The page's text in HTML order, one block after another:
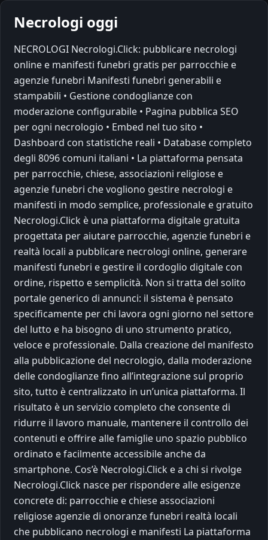
Necrologi oggi
NECROLOGI Necrologi.Click: pubblicare necrologi
online e manifesti funebri gratis per parrocchie e
agenzie funebri Manifesti funebri generabili e
stampabili • Gestione condoglianze con
moderazione configurabile • Pagina pubblica SEO
per ogni necrologio • Embed nel tuo sito •
Dashboard con statistiche reali • Database completo
degli 8096 comuni italiani • La piattaforma pensata
per parrocchie, chiese, associazioni religiose e
agenzie funebri che vogliono gestire necrologi e
manifesti in modo semplice, professionale e gratuito
Necrologi.Click è una piattaforma digitale gratuita
progettata per aiutare parrocchie, agenzie funebri e
realtà locali a pubblicare necrologi online, generare
manifesti funebri e gestire il cordoglio digitale con
ordine, rispetto e semplicità. Non si tratta del solito
portale generico di annunci: il sistema è pensato
specificamente per chi lavora ogni giorno nel settore
del lutto e ha bisogno di uno strumento pratico,
veloce e professionale. Dalla creazione del manifesto
alla pubblicazione del necrologio, dalla moderazione
delle condoglianze fino all’integrazione sul proprio
sito, tutto è centralizzato in un’unica piattaforma. Il
risultato è un servizio completo che consente di
ridurre il lavoro manuale, mantenere il controllo dei
contenuti e offrire alle famiglie uno spazio pubblico
ordinato e facilmente accessibile anche da
smartphone. Cos’è Necrologi.Click e a chi si rivolge
Necrologi.Click nasce per rispondere alle esigenze
concrete di: parrocchie e chiese associazioni
religiose agenzie di onoranze funebri realtà locali
che pubblicano necrologi e manifesti La piattaforma